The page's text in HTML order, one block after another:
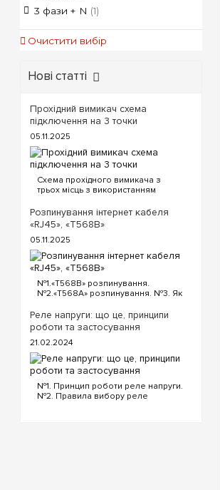
3 фази + N (1)
Очистити вибір
Нові статті
Прохідний вимикач схема
підключення на 3 точки
05.11.2025
Схема прохідного вимикача з
трьох місць з використанням
вимикача. Для реалізації схеми
прохідних вимикачів з трьох точок
будуть потрібні наступні вимикачі:
Два од...
Розпинування інтернет кабеля
«RJ45», «T568B»
05.11.2025
№1.«T568B» розпинування.
№2.«T568A» розпинування. №3. Як
«T568B» розпинування інтернет
кабелю Порядок проводів схеми
«T568B»: «T568B» 1...
Реле напруги: що це, принципи
роботи та застосування
21.02.2024
№1. Принцип роботи реле напруги.
№2. Правила вибору реле